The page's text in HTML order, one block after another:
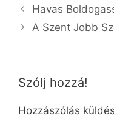
Havas
A Szent Jobb
Szólj hozzá!
Hozzászólás